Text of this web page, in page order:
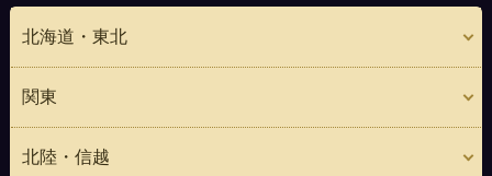
北海道・東北
関東
北陸・信越